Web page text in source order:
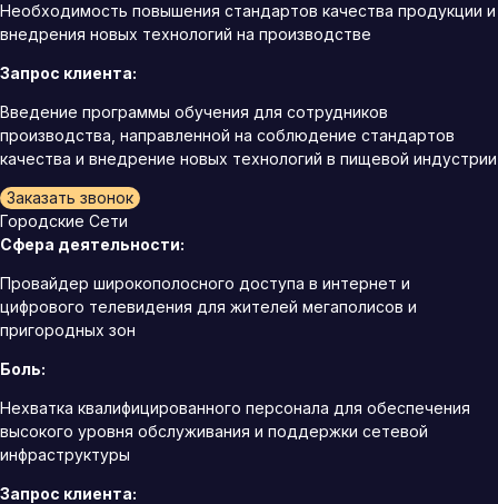
Необходимость повышения стандартов качества продукции и
внедрения новых технологий на производстве
Запрос клиента:
Введение программы обучения для сотрудников
производства, направленной на соблюдение стандартов
качества и внедрение новых технологий в пищевой индустрии
Заказать звонок
Городские Сети
Сфера деятельности:
Провайдер широкополосного доступа в интернет и
цифрового телевидения для жителей мегаполисов и
пригородных зон
Боль:
Нехватка квалифицированного персонала для обеспечения
высокого уровня обслуживания и поддержки сетевой
инфраструктуры
Запрос клиента: